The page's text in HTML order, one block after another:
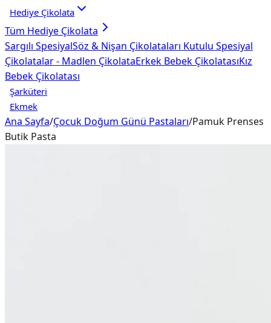
Hediye Çikolata
Tüm Hediye Çikolata
Sargılı SpesiyalSöz & Nişan Çikolataları Kutulu Spesiyal
Çikolatalar - Madlen ÇikolataErkek Bebek ÇikolatasıKız
Bebek Çikolatası
Şarküteri
Ekmek
Ana Sayfa/Çocuk Doğum Günü Pastaları/Pamuk Prenses
Butik Pasta